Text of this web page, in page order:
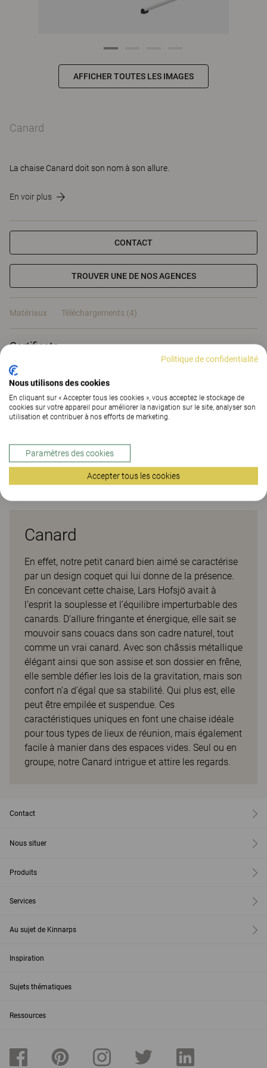
AFFICHER TOUTES LES IMAGES
Canard
La chaise Canard doit son nom à son allure.
En voir plus
CONTACT
TROUVER UNE DE NOS AGENCES
Matériaux Téléchargements (4)
Certificats
Matériaux
Téléchargements (4)
Canard
En effet, notre petit canard bien aimé se caractérise
par un design coquet qui lui donne de la présence.
En concevant cette chaise, Lars Hofsjö avait à
l’esprit la souplesse et l’équilibre imperturbable des
canards. D’allure fringante et énergique, elle sait se
mouvoir sans couacs dans son cadre naturel, tout
comme un vrai canard. Avec son châssis métallique
élégant ainsi que son assise et son dossier en frêne,
elle semble défier les lois de la gravitation, mais son
confort n’a d’égal que sa stabilité. Qui plus est, elle
peut être empilée et suspendue. Ces
caractéristiques uniques en font une chaise idéale
pour tous types de lieux de réunion, mais également
facile à manier dans des espaces vides. Seul ou en
groupe, notre Canard intrigue et attire les regards.
Contact
Nous situer
Produits
Services
Au sujet de Kinnarps
Inspiration
Sujets thématiques
Ressources
Politique de confidentialité
Nous utilisons des cookies
En cliquant sur « Accepter tous les cookies », vous acceptez le stockage de
cookies sur votre appareil pour améliorer la navigation sur le site, analyser son
utilisation et contribuer à nos efforts de marketing.
Paramètres des cookies
Accepter tous les cookies